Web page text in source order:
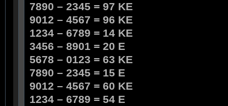
7890 – 2345 = 97 KE
9012 – 4567 = 96 KE
1234 – 6789 = 14 KE
3456 – 8901 = 20 E
5678 – 0123 = 63 KE
7890 – 2345 = 15 E
9012 – 4567 = 60 KE
1234 – 6789 = 54 E